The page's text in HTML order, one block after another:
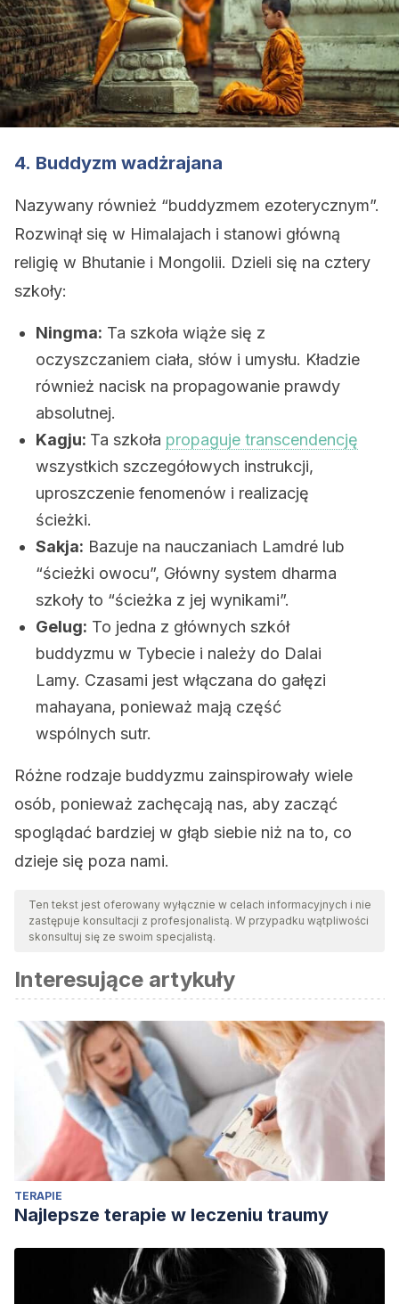
4. Buddyzm wadżrajana
Nazywany również “buddyzmem ezoterycznym”.
Rozwinął się w Himalajach i stanowi główną
religię w Bhutanie i Mongolii. Dzieli się na cztery
szkoły:
Ningma: Ta szkoła wiąże się z
oczyszczaniem ciała, słów i umysłu. Kładzie
również nacisk na propagowanie prawdy
absolutnej.
Kagju: Ta szkoła propaguje transcendencję
wszystkich szczegółowych instrukcji,
uproszczenie fenomenów i realizację
ścieżki.
Sakja: Bazuje na nauczaniach Lamdré lub
“ścieżki owocu”, Główny system dharma
szkoły to “ścieżka z jej wynikami”.
Gelug: To jedna z głównych szkół
buddyzmu w Tybecie i należy do Dalai
Lamy. Czasami jest włączana do gałęzi
mahayana, ponieważ mają część
wspólnych sutr.
Różne rodzaje buddyzmu zainspirowały wiele
osób, ponieważ zachęcają nas, aby zacząć
spoglądać bardziej w głąb siebie niż na to, co
dzieje się poza nami.
Ten tekst jest oferowany wyłącznie w celach informacyjnych i nie
zastępuje konsultacji z profesjonalistą. W przypadku wątpliwości
skonsultuj się ze swoim specjalistą.
Interesujące artykuły
TERAPIE
Najlepsze terapie w leczeniu traumy